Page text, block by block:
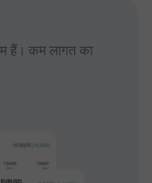
हैं। कम लागत का